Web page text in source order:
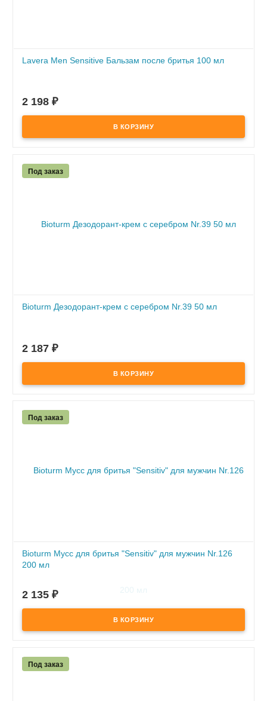
Lavera Men Sensitive Бальзам после бритья 100 мл
по предоплате
2 198 ₽
Под заказ
Bioturm Дезодорант-крем с серебром Nr.39 50 мл
по предоплате
2 187 ₽
Под заказ
Bioturm Мусс для бритья "Sensitiv" для мужчин Nr.126
200 мл
2 135 ₽
Под заказ